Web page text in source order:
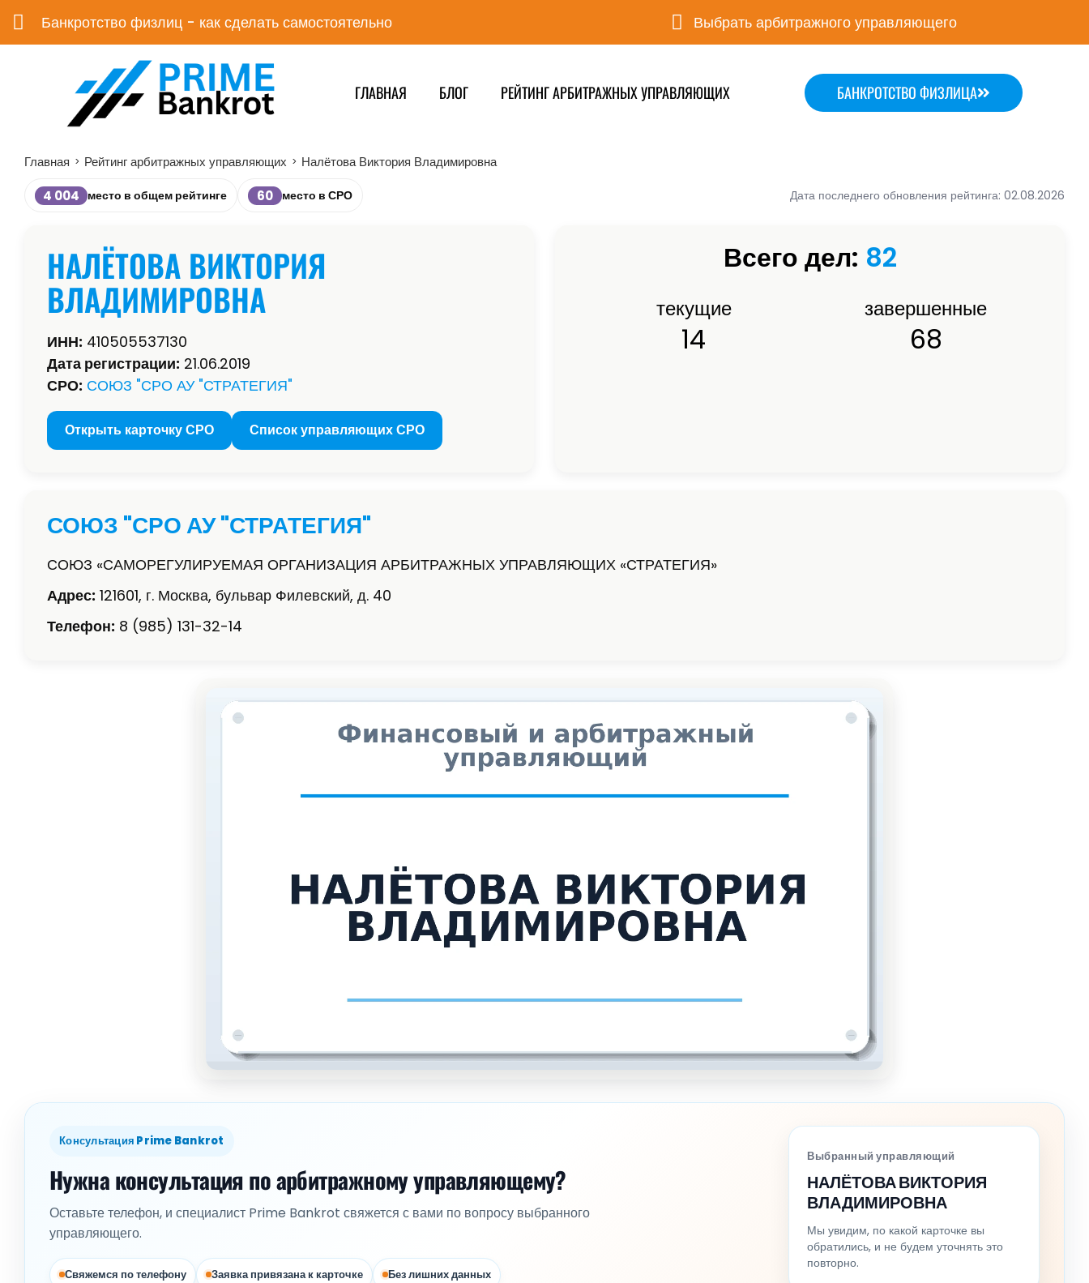
Банкротство физлиц - как сделать самостоятельно Выбрать арбитражного управляющего
ГЛАВНАЯ БЛОГ РЕЙТИНГ АРБИТРАЖНЫХ УПРАВЛЯЮЩИХ БАНКРОТСТВО ФИЗЛИЦА
Главная > Рейтинг арбитражных управляющих > Налётова Виктория Владимировна
4 004 место в общем рейтинге 60 место в СРО Дата последнего обновления рейтинга: 02.08.2026
НАЛЁТОВА ВИКТОРИЯ
ВЛАДИМИРОВНА
ИНН: 410505537130
Дата регистрации: 21.06.2019
СРО: СОЮЗ "СРО АУ "СТРАТЕГИЯ"
Открыть карточку СРО Список управляющих СРО
Всего дел: 82
текущие
14
завершенные
68
СОЮЗ "СРО АУ "СТРАТЕГИЯ"
СОЮЗ «САМОРЕГУЛИРУЕМАЯ ОРГАНИЗАЦИЯ АРБИТРАЖНЫХ УПРАВЛЯЮЩИХ «СТРАТЕГИЯ»
Адрес: 121601, г. Москва, бульвар Филевский, д. 40
Телефон: 8 (985) 131-32-14
Консультация Prime Bankrot
Нужна консультация по арбитражному управляющему?
Оставьте телефон, и специалист Prime Bankrot свяжется с вами по вопросу выбранного
управляющего.
Свяжемся по телефону Заявка привязана к карточке Без лишних данных
Выбранный управляющий
НАЛЁТОВА ВИКТОРИЯ
ВЛАДИМИРОВНА
Мы увидим, по какой карточке вы
обратились, и не будем уточнять это
повторно.